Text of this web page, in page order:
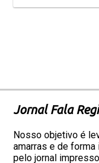
Jornal Fala
Nosso objetivo é
amarras e de
pelo jornal